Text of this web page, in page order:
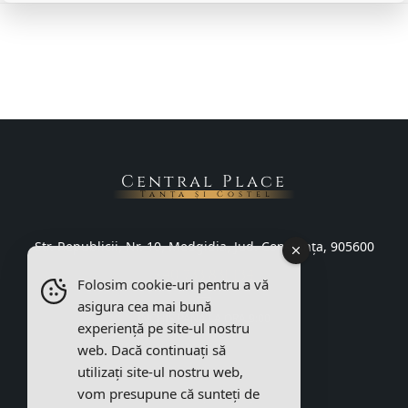
Central Place
Tanța și Costel
Str. Republicii, Nr. 10, Medgidia, Jud. Constanța, 905600
+40 733 831 134
Termeni și condiții
Folosim cookie-uri pentru a vă
asigura cea mai bună
experiență pe site-ul nostru
web. Dacă continuați să
utilizați site-ul nostru web,
vom presupune că sunteți de